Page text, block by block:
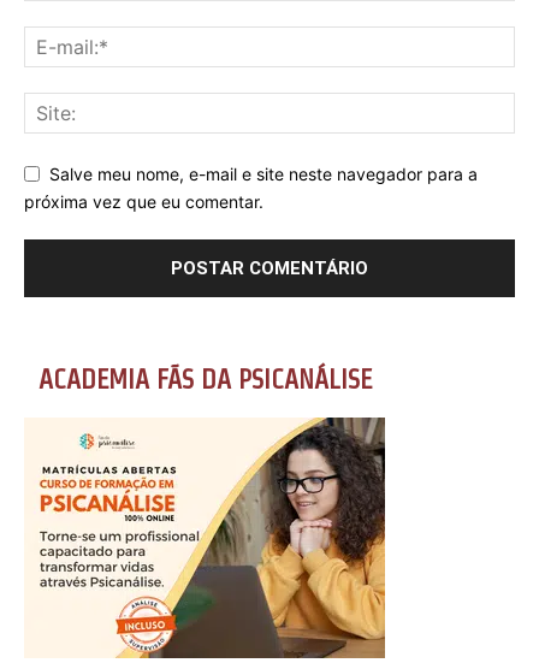
Salve meu nome, e-mail e site neste navegador para a
próxima vez que eu comentar.
ACADEMIA FÃS DA PSICANÁLISE